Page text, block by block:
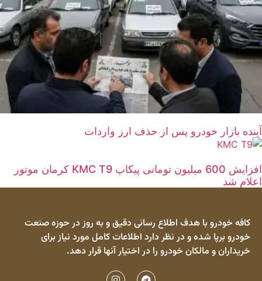
آینده بازار خودرو پس از حذف ارز واردات
افزایش 600 میلیون تومانی پیکاپ KMC T9 کرمان موتور
اعلام شد
کافه خودرو با هدف اطلاع رسانی دقیق و به روز در حوزه صنعت
خودرو برپا شده و در نظر دارد اطلاعات کامل مورد نیاز برای
خریداران و مالکان خودرو را در اختیار آنها قرار دهد.